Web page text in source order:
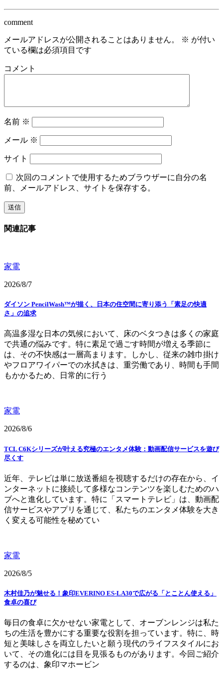
comment
メールアドレスが公開されることはありません。 ※ が付い
ている欄は必須項目です
コメント
名前 ※
メール ※
サイト
次回のコメントで使用するためブラウザーに自分の名
前、メールアドレス、サイトを保存する。
関連記事
家電
2026/8/7
ダイソン PencilWash™が描く、日本の住空間に寄り添う「素足の快適
さ」の追求
高温多湿な日本の気候において、床のベタつきは多くの家庭
で共通の悩みです。特に素足で過ごす時間が増える季節に
は、その不快感は一層高まります。しかし、従来の雑巾掛け
やフロアワイパーでの水拭きは、重労働であり、時間も手間
もかかるため、日常的に行う
家電
2026/8/6
TCL C6Kシリーズが叶える究極のエンタメ体験：動画配信サービスを遊び
尽くす
近年、テレビは単に放送番組を視聴するだけの存在から、イ
ンターネットに接続して多様なコンテンツを楽しむためのハ
ブへと進化しています。特に「スマートテレビ」は、動画配
信サービスやアプリを通じて、私たちのエンタメ体験を大き
く変える可能性を秘めてい
家電
2026/8/5
木村佳乃が魅せる！象印EVERINO ES-LA30で広がる「とことん使える」
食卓の喜び
毎日の食卓に欠かせない家電として、オーブンレンジは私た
ちの生活を豊かにする重要な役割を担っています。特に、時
短と美味しさを両立したいと願う現代のライフスタイルにお
いて、その進化には目を見張るものがあります。今回ご紹介
するのは、象印マホービン